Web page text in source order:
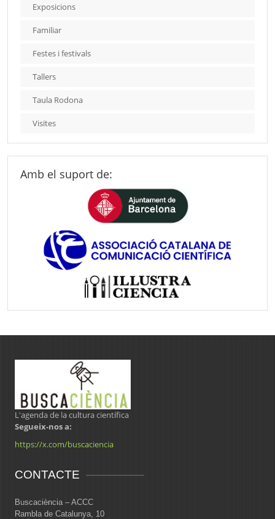
Exposicions
Familiar
Festes i festivals
Tallers
Taula Rodona
Visites
Amb el suport de:
L'agenda de la cultura científica
Segueix-nos a:
https://x.com/buscaciencia
CONTACTE
Buscaciència – ACCC
Rambla de Catalunya, 10